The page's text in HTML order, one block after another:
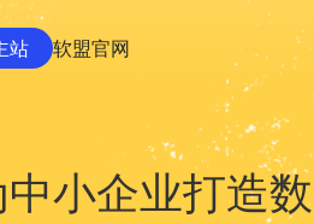
站 软盟官网
小企业打造